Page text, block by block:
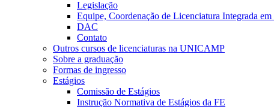
Legislação
Equipe, Coordenação de Licenciatura Integrada
DAC
Contato
Outros cursos de licenciaturas na UNICAMP
Sobre a graduação
Formas de ingresso
Estágios
Comissão de Estágios
Instrução Normativa de Estágios da FE